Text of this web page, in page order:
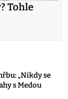
Tohle
„Nikdy se
s Medou